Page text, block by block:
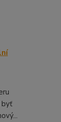
byť